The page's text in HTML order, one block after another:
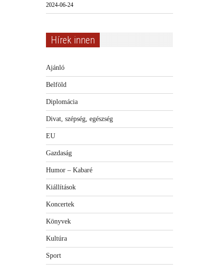
2024-06-24
Hírek innen
Ajánló
Belföld
Diplomácia
Divat, szépség, egészség
EU
Gazdaság
Humor – Kabaré
Kiállítások
Koncertek
Könyvek
Kultúra
Sport